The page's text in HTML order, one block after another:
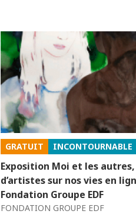
GRATUIT INCONTOURNABLE
Exposition Moi et les
d’artistes sur nos vies en
Fondation Groupe EDF
FONDATION GROUPE EDF